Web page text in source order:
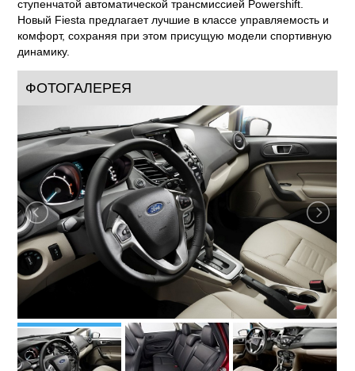
ступенчатой автоматической трансмиссией Powershift.
Новый Fiesta предлагает лучшие в классе управляемость и
комфорт, сохраняя при этом присущую модели спортивную
динамику.
ФОТОГАЛЕРЕЯ